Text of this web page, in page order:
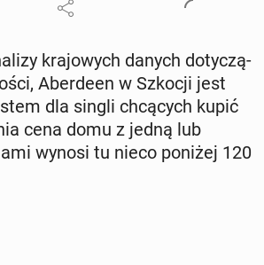
kra­jo­wych danych do­ty­czą­
Aber­de­en w Szkocji jest
dla singli chcą­cych kupić
cena domu z jedną lub
wynosi tu nieco poniżej 120